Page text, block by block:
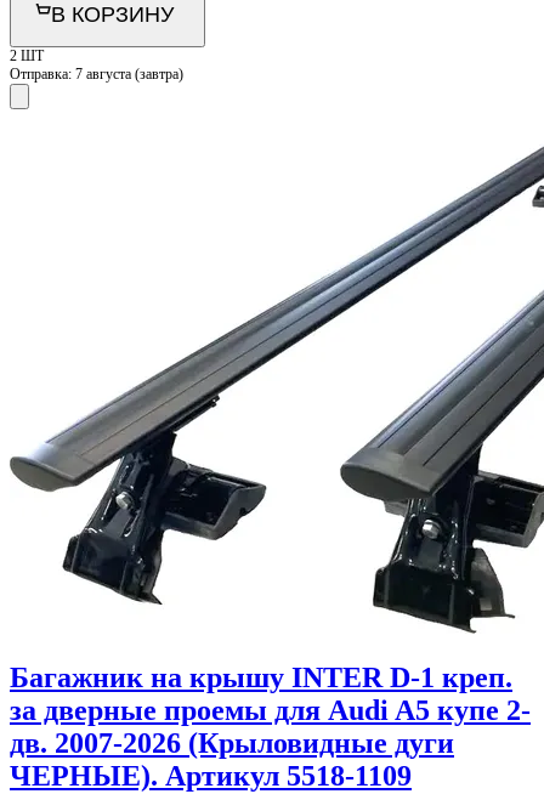
В КОРЗИНУ
2 ШТ
Отправка: 7 августа (завтра)
Багажник на крышу INTER D-1 креп.
за дверные проемы для Audi A5 купе 2-
дв. 2007-2026 (Крыловидные дуги
ЧЕРНЫЕ). Артикул 5518-1109